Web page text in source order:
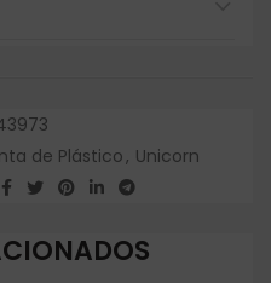
de Plástico, Unicorn